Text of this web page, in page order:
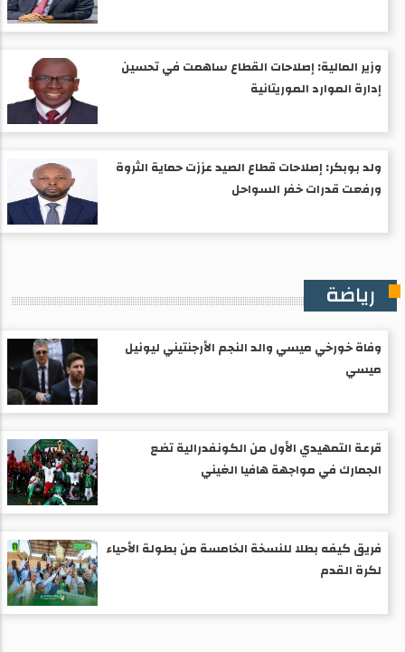
وزير المالية: إصلاحات القطاع ساهمت في تحسين
إدارة الموارد الموريتانية
ولد بوبكر: إصلاحات قطاع الصيد عززت حماية الثروة
ورفعت قدرات خفر السواحل
رياضة
وفاة خورخي ميسي والد النجم الأرجنتيني ليونيل
ميسي
قرعة التمهيدي الأول من الكونفدرالية تضع
الجمارك في مواجهة هافيا الغيني
فريق كيفه بطلا للنسخة الخامسة من بطولة الأحياء
لكرة القدم